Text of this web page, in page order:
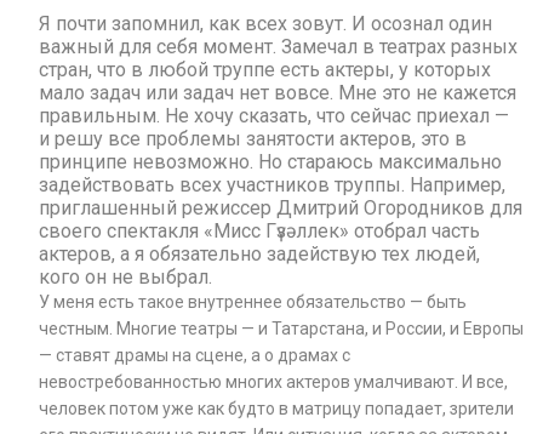
Я почти запомнил, как всех зовут. И осознал один
важный для себя момент. Замечал в театрах разных
стран, что в любой труппе есть актеры, у которых
мало задач или задач нет вовсе. Мне это не кажется
правильным. Не хочу сказать, что сейчас приехал —
и решу все проблемы занятости актеров, это в
принципе невозможно. Но стараюсь максимально
задействовать всех участников труппы. Например,
приглашенный режиссер Дмитрий Огородников для
своего спектакля «Мисс Гүзәллек» отобрал часть
актеров, а я обязательно задействую тех людей,
кого он не выбрал.
У меня есть такое внутреннее обязательство — быть
честным. Многие театры — и Татарстана, и России, и Европы
— ставят драмы на сцене, а о драмах с
невостребованностью многих актеров умалчивают. И все,
человек потом уже как будто в матрицу попадает, зрители